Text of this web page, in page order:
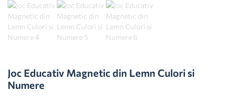
Joc Educativ Magnetic din Lemn Culori si
Numere